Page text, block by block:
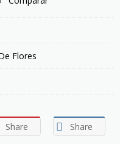
Flores
Share Share